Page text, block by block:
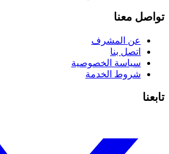
تواصل معنا
عن المشرف
اتصل بنا
سياسة الخصوصية
شروط الخدمة
تابعنا